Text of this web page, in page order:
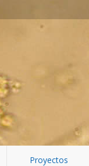
Proyectos